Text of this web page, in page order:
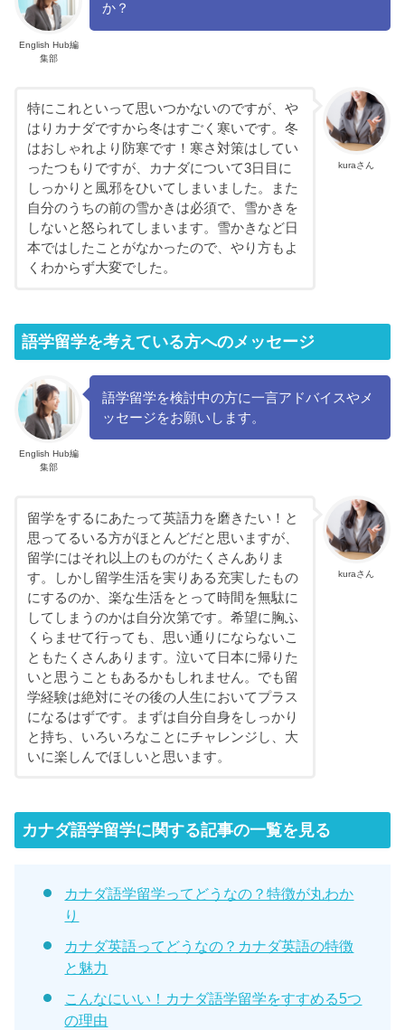
English Hub編
集部
か？
kuraさん
特にこれといって思いつかないのですが、や
はりカナダですから冬はすごく寒いです。冬
はおしゃれより防寒です！寒さ対策はしてい
ったつもりですが、カナダについて3日目に
しっかりと風邪をひいてしまいました。また
自分のうちの前の雪かきは必須で、雪かきを
しないと怒られてしまいます。雪かきなど日
本ではしたことがなかったので、やり方もよ
くわからず大変でした。
語学留学を考えている方へのメッセージ
English Hub編
集部
語学留学を検討中の方に一言アドバイスやメ
ッセージをお願いします。
kuraさん
留学をするにあたって英語力を磨きたい！と
思ってるいる方がほとんどだと思いますが、
留学にはそれ以上のものがたくさんありま
す。しかし留学生活を実りある充実したもの
にするのか、楽な生活をとって時間を無駄に
してしまうのかは自分次第です。希望に胸ふ
くらませて行っても、思い通りにならないこ
ともたくさんあります。泣いて日本に帰りた
いと思うこともあるかもしれません。でも留
学経験は絶対にその後の人生においてプラス
になるはずです。まずは自分自身をしっかり
と持ち、いろいろなことにチャレンジし、大
いに楽しんでほしいと思います。
カナダ語学留学に関する記事の一覧を見る
カナダ語学留学ってどうなの？特徴が丸わか
り
カナダ英語ってどうなの？カナダ英語の特徴
と魅力
こんなにいい！カナダ語学留学をすすめる5つ
の理由